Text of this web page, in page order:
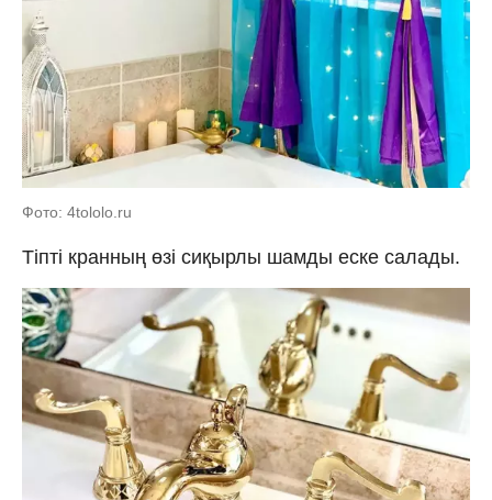
Фото: 4tololo.ru
Тіпті кранның өзі сиқырлы шамды еске салады.